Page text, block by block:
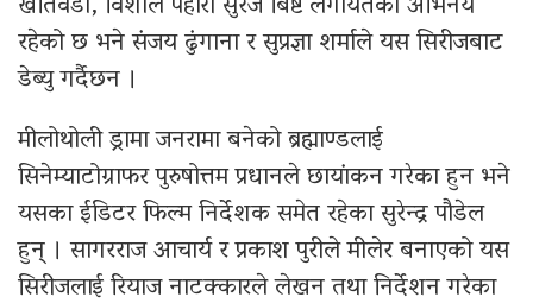
रहेको छ भने संजय ढुंगाना र सुप्रज्ञा शर्माले यस सिरीजबाट
डेब्यु गर्दैछन ।
मीलोथोली ड्रामा जनरामा बनेको ब्रह्माण्डलाई
सिनेम्याटोग्राफर पुरुषोत्तम प्रधानले छायांकन गरेका हुन भने
यसका ईडिटर फिल्म निर्देशक समेत रहेका सुरेन्द्र पौडेल
हुन् । सागरराज आचार्य र प्रकाश पुरीले मीलेर बनाएको यस
सिरीजलाई रियाज नाटक्कारले लेखन तथा निर्देशन गरेका